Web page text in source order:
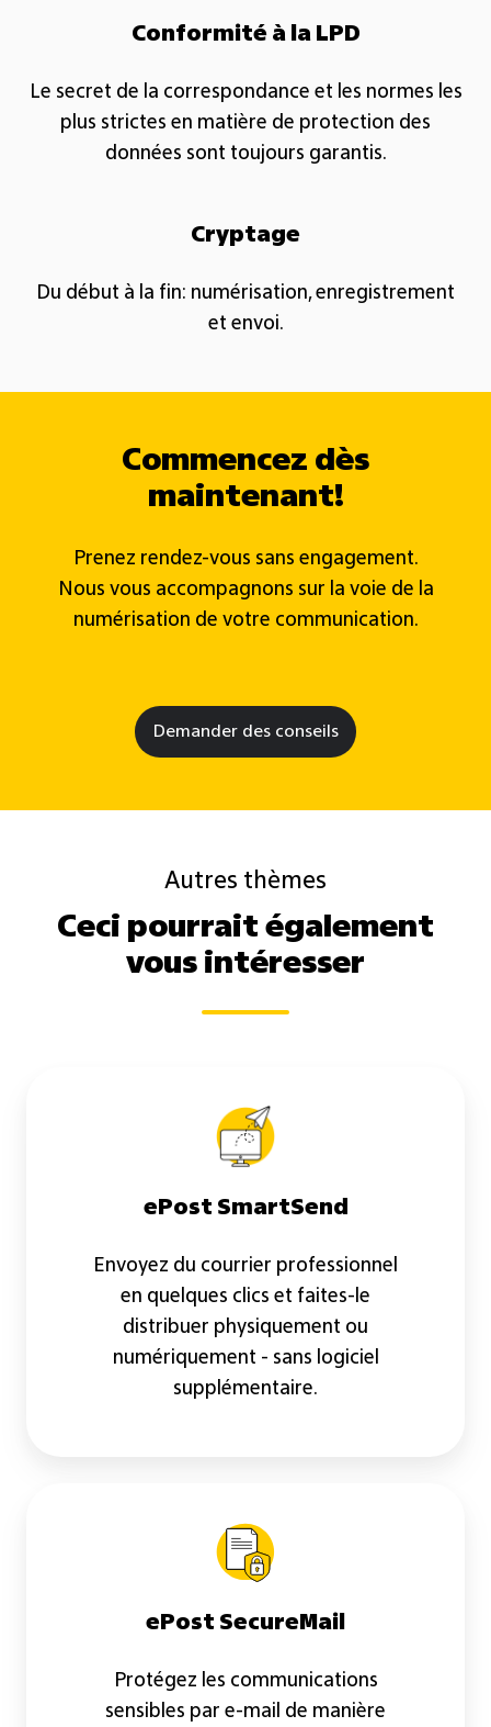
Conformité à la LPD​
Le secret de la correspondance et les normes les
plus strictes en matière de protection des
données sont toujours garantis.​
Cryptage​
Du début à la fin: numérisation, enregistrement
et envoi.​
Commencez dès
maintenant!
Prenez rendez-vous sans engagement.
Nous vous accompagnons sur la voie de la
numérisation de votre communication.
Demander des conseils
Autres thèmes
Ceci pourrait également
vous intéresser
ePost SmartSend
Envoyez du courrier professionnel
en quelques clics et faites-le
distribuer physiquement ou
numériquement - sans logiciel
supplémentaire.
SmartSend
ePost SecureMail
Protégez les communications
sensibles par e-mail de manière
SecureMail